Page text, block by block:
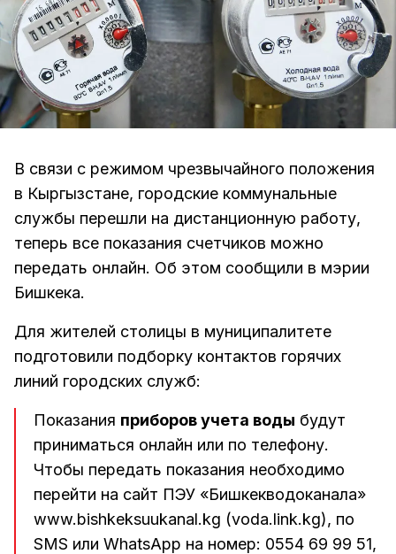
В связи с режимом чрезвычайного положения
в Кыргызстане, городские коммунальные
службы перешли на дистанционную работу,
теперь все показания счетчиков можно
передать онлайн. Об этом сообщили в мэрии
Бишкека.
Для жителей столицы в муниципалитете
подготовили подборку контактов горячих
линий городских служб:
Показания приборов учета воды будут
приниматься онлайн или по телефону.
Чтобы передать показания необходимо
перейти на сайт ПЭУ «Бишкекводоканала»
www.bishkeksuukanal.kg (voda.link.kg), по
SMS или WhatsApp на номер: 0554 69 99 51,